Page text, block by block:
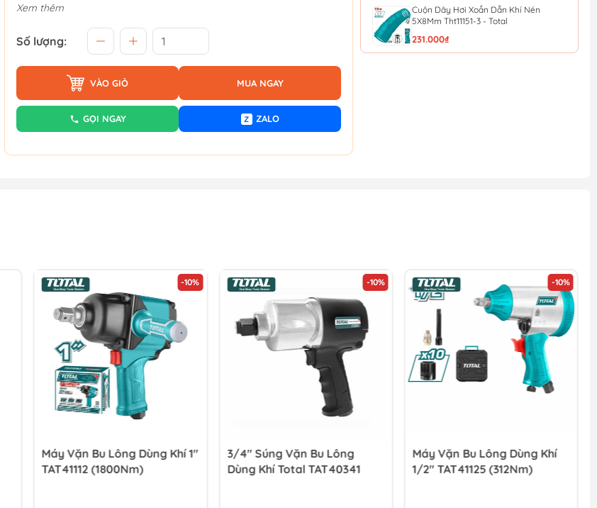
Xem thêm
Số lượng:
VÀO GIỎ MUA NGAY
GỌI NGAY Z ZALO
Cuộn Dây Hơi Xoắn Dẫn Khí Nén
5X8Mm Tht11151-3 - Total
231.000₫
-10%
Máy Vặn Bu Lông Dùng Khí 1"
TAT41112 (1800Nm)
-10%
3/4" Súng Vặn Bu Lông
Dùng Khí Total TAT40341
-10%
Máy Vặn Bu Lông Dùng Khí
1/2" TAT41125 (312Nm)